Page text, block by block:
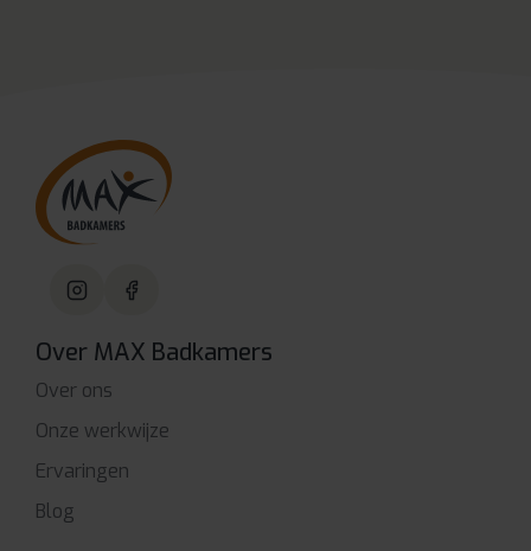
Over MAX Badkamers
Over ons
Onze werkwijze
Ervaringen
Blog